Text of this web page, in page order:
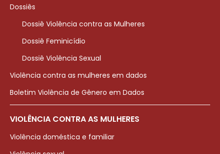
Dossiês
Dossiê Violência contra as Mulheres
Dossiê Feminicídio
Dossiê Violência Sexual
Violência contra as mulheres em dados
Boletim Violência de Gênero em Dados
VIOLÊNCIA CONTRA AS MULHERES
Violência doméstica e familiar